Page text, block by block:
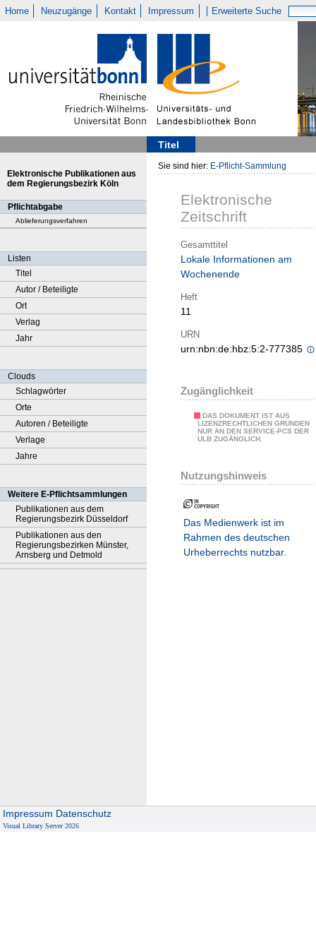
Home Neuzugänge Kontakt Impressum Erweiterte Suche
Titel
Elektronische Publikationen aus
dem Regierungsbezirk Köln
Pflichtabgabe
Ablieferungsverfahren
Listen
Titel
Autor / Beteiligte
Ort
Verlag
Jahr
Clouds
Schlagwörter
Orte
Autoren / Beteiligte
Verlage
Jahre
Weitere E-Pflichtsammlungen
Publikationen aus dem
Regierungsbezirk Düsseldorf
Publikationen aus den
Regierungsbezirken Münster,
Arnsberg und Detmold
Sie sind hier: E-Pflicht-Sammlung
Elektronische
Zeitschrift
Gesamttitel
Lokale Informationen am
Wochenende
Heft
11
URN
urn:nbn:de:hbz:5:2-777385
Zugänglichkeit
DAS DOKUMENT IST AUS
LIZENZRECHTLICHEN GRÜNDEN
NUR AN DEN SERVICE-PCS DER
ULB ZUGÄNGLICH.
Nutzungshinweis
Das Medienwerk ist im
Rahmen des deutschen
Urheberrechts nutzbar.
Impressum Datenschutz
Visual Library Server 2026